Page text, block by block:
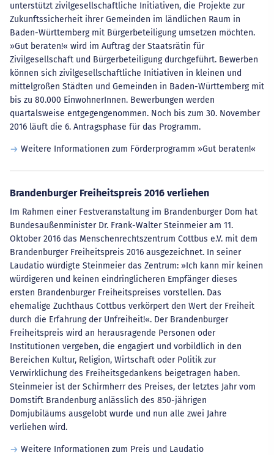
unterstützt zivilgesellschaftliche Initiativen, die Projekte zur
Zukunftssicherheit ihrer Gemeinden im ländlichen Raum in
Baden-Württemberg mit Bürgerbeteiligung umsetzen möchten.
»Gut beraten!« wird im Auftrag der Staatsrätin für
Zivilgesellschaft und Bürgerbeteiligung durchgeführt. Bewerben
können sich zivilgesellschaftliche Initiativen in kleinen und
mittelgroßen Städten und Gemeinden in Baden-Württemberg mit
bis zu 80.000 EinwohnerInnen. Bewerbungen werden
quartalsweise entgegengenommen. Noch bis zum 30. November
2016 läuft die 6. Antragsphase für das Programm.
Weitere Informationen zum Förderprogramm »Gut beraten!«
Brandenburger Freiheitspreis 2016 verliehen
Im Rahmen einer Festveranstaltung im Brandenburger Dom hat
Bundesaußenminister Dr. Frank-Walter Steinmeier am 11.
Oktober 2016 das Menschenrechtszentrum Cottbus e.V. mit dem
Brandenburger Freiheitspreis 2016 ausgezeichnet. In seiner
Laudatio würdigte Steinmeier das Zentrum: »Ich kann mir keinen
würdigeren und keinen eindringlicheren Empfänger dieses
ersten Brandenburger Freiheitspreises vorstellen. Das
ehemalige Zuchthaus Cottbus verkörpert den Wert der Freiheit
durch die Erfahrung der Unfreiheit!«. Der Brandenburger
Freiheitspreis wird an herausragende Personen oder
Institutionen vergeben, die engagiert und vorbildlich in den
Bereichen Kultur, Religion, Wirtschaft oder Politik zur
Verwirklichung des Freiheitsgedankens beigetragen haben.
Steinmeier ist der Schirmherr des Preises, der letztes Jahr vom
Domstift Brandenburg anlässlich des 850-jährigen
Domjubiläums ausgelobt wurde und nun alle zwei Jahre
verliehen wird.
Weitere Informationen zum Preis und Laudatio